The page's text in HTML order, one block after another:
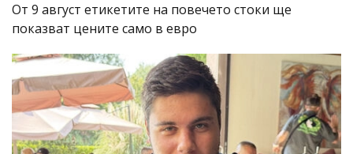
От 9 август етикетите на повечето стоки ще
показват цените само в евро